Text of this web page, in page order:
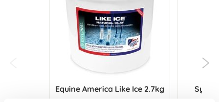
Equine America Like Ice 2.7kg